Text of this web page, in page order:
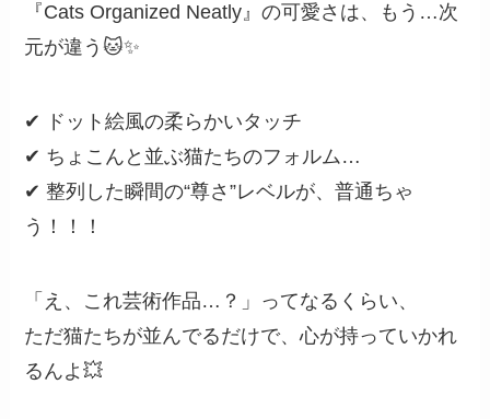
『Cats Organized Neatly』の可愛さは、もう…次
元が違う🐱✨
✔ ドット絵風の柔らかいタッチ
✔ ちょこんと並ぶ猫たちのフォルム…
✔ 整列した瞬間の“尊さ”レベルが、普通ちゃ
う！！！
「え、これ芸術作品…？」ってなるくらい、
ただ猫たちが並んでるだけで、心が持っていかれ
るんよ💥